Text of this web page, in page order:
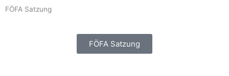
FÖFA Satzung
FÖFA Satzung